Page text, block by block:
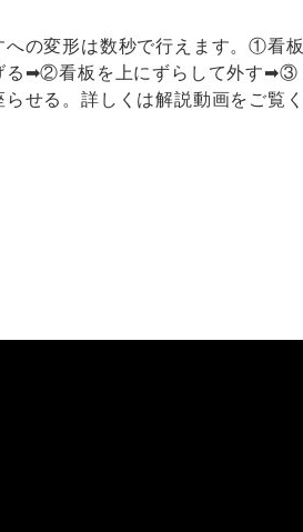
への変形は数秒で行えます。①看板
る➡②看板を上にずらして外す➡③
せる。詳しくは解説動画をご覧く